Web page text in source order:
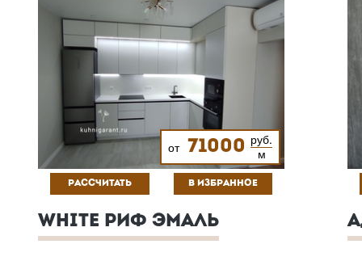
от 71000 руб.
м
РАССЧИТАТЬ В ИЗБРАННОЕ
WHITE РИФ ЭМАЛЬ